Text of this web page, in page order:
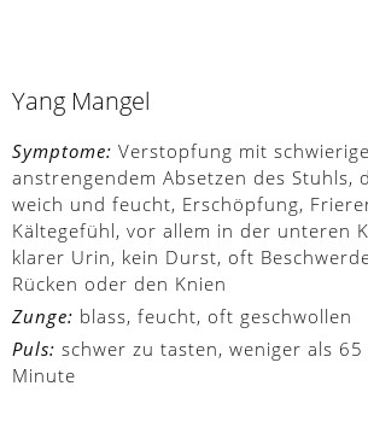
Yang Mangel
Symptome: Verstopfung mit
anstrengendem Absetzen des Stuhls,
weich und feucht, Erschöpfung,
Kältegefühl, vor allem in der unteren
klarer Urin, kein Durst, oft
Rücken oder den Knien
Zunge: blass, feucht, oft geschwollen
Puls: schwer zu tasten, weniger als 65
Minute